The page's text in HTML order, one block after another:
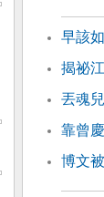
早該
揭祕
丟魂
靠曾
博文